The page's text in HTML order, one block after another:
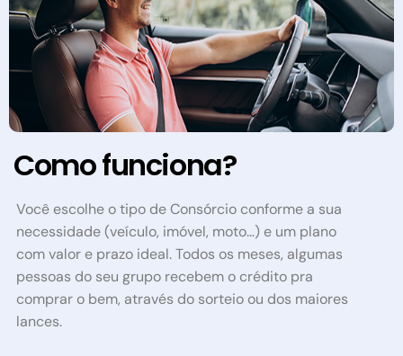
Como funciona?
Você escolhe o tipo de Consórcio conforme a sua
necessidade (veículo, imóvel, moto…) e um plano
com valor e prazo ideal.Todos os meses, algumas
pessoas do seu grupo recebem o crédito pra
comprar o bem, através do sorteio ou dos maiores
lances.